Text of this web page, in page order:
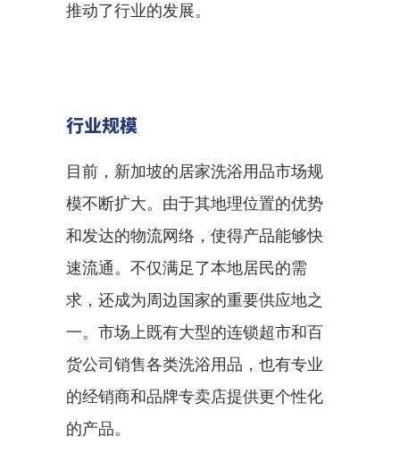
推动了行业的发展。
行业规模
目前，新加坡的居家洗浴用品市场规
模不断扩大。由于其地理位置的优势
和发达的物流网络，使得产品能够快
速流通。不仅满足了本地居民的需
求，还成为周边国家的重要供应地之
一。市场上既有大型的连锁超市和百
货公司销售各类洗浴用品，也有专业
的经销商和品牌专卖店提供更个性化
的产品。